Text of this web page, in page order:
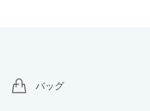
バッグ